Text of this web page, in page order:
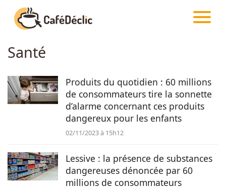
Astuces
Food
Insolite
CAFÉDÉCLIC ARTICLES
Santé
Produits du quotidien : 60 millions
de consommateurs tire la sonnette
d’alarme concernant ces produits
dangereux pour les enfants
02/11/2023 à 15h12
Lessive : la présence de substances
dangereuses dénoncée par 60
millions de consommateurs